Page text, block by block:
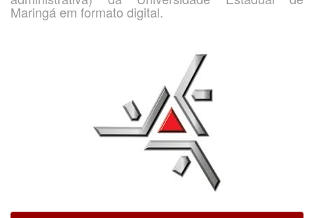
Maringá em formato digital.